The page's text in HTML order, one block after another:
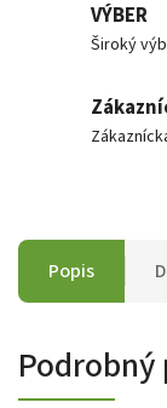
VÝBER
Široký
Popis
Podrobný